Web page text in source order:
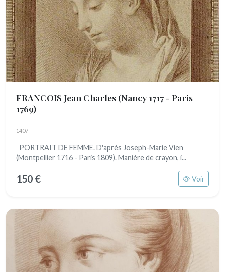
FRANCOIS Jean Charles (Nancy 1717 - Paris
1769)
1407
PORTRAIT DE FEMME. D'après Joseph-Marie Vien
(Montpellier 1716 - Paris 1809). Manière de crayon, i...
150 € Voir